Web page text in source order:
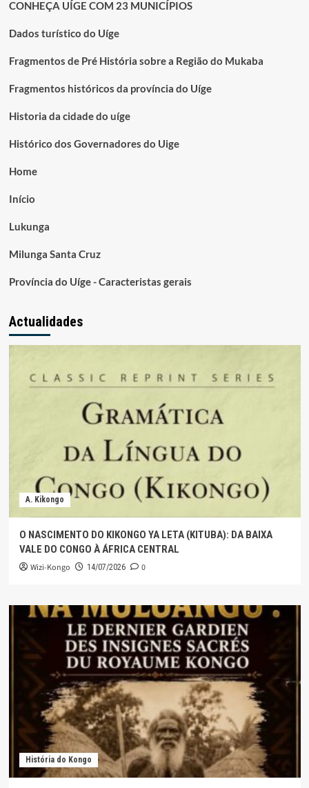
CONHEÇA UÍGE COM 23 MUNICÍPIOS
Dados turístico do Uíge
Fragmentos de Pré História sobre a Região do Mukaba
Fragmentos históricos da província do Uíge
Historia da cidade do uíge
Histórico dos Governadores do Uige
Home
Início
Lukunga
Milunga Santa Cruz
Província do Uíge - Caracteristas gerais
Actualidades
A. Kikongo
O NASCIMENTO DO KIKONGO YA LETA (KITUBA): DA BAIXA
VALE DO CONGO À ÁFRICA CENTRAL
Wizi-Kongo 14/07/2026 0
História do Kongo